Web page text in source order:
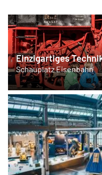
Einzigartiges
Schauplatz Eisenbahn